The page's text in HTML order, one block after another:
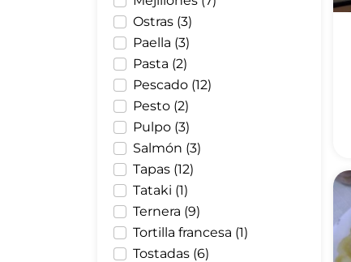
Ostras (3)
Paella (3)
Pasta (2)
Pescado (12)
Pesto (2)
Pulpo (3)
Salmón (3)
Tapas (12)
Tataki (1)
Ternera (9)
Tortilla francesa (1)
Tostadas (6)